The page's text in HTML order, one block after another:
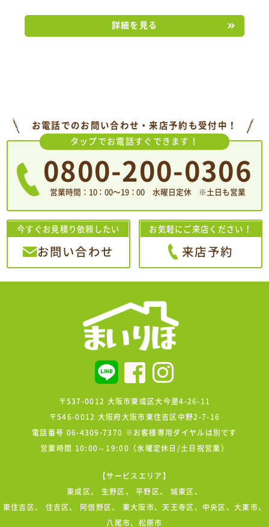
詳細を見る
お電話でのお問い合わせ・来店予約も受付中！
タップでお電話すぐできます！
0800-200-0306
営業時間：10：00〜19：00 水曜日定休 ※土日も営業
今すぐお見積り依頼したい
お問い合わせ
お気軽にご来店ください！
来店予約
〒537-0012 大阪市東成区大今里4-26-11
〒546-0012 大阪府大阪市東住吉区中野2-7-16
電話番号 06-4309-7370 ※お客様専用ダイヤルは別です
営業時間 10:00～19:00（水曜定休日/土日祝営業）
【サービスエリア】
東成区、 生野区 、平野区、 城東区 、
東住吉区、 住吉区、 阿倍野区、 東大阪市、天王寺区、中央区、大東市、
八尾市、松原市